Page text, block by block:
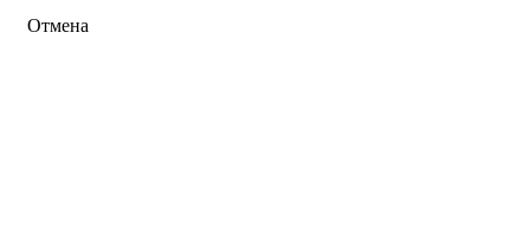
Отмена